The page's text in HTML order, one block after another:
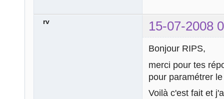
rv 15-07-2008
Bonjour RIPS,
merci pour tes
pour paramétrer
Voilà c'est fait et